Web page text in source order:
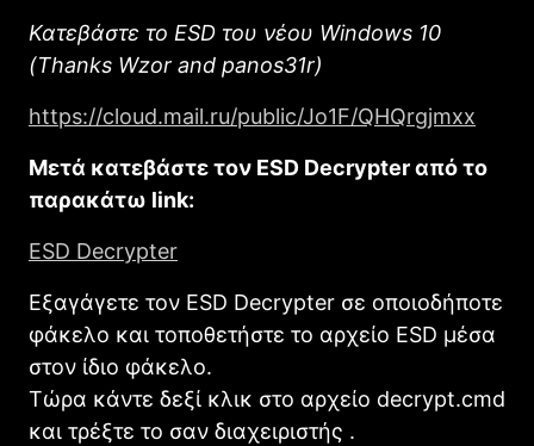
Κατεβάστε το ESD του νέου Windows 10
(Thanks Wzor and panos31r)
https://cloud.mail.ru/public/Jo1F/QHQrgjmxx
Μετά κατεβάστε τον ESD Decrypter από το
παρακάτω link:
ESD Decrypter
Εξαγάγετε τον ESD Decrypter σε οποιοδήποτε
φάκελο και τοποθετήστε το αρχείο ESD μέσα
στον ίδιο φάκελο.
Τώρα κάντε δεξί κλικ στο αρχείο decrypt.cmd
και τρέξτε το σαν διαχειριστής .